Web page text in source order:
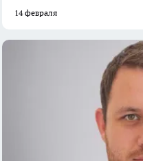
14 февраля